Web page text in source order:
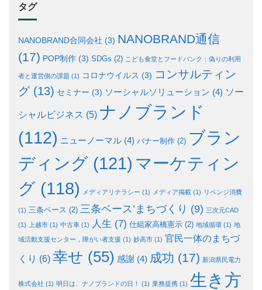
タグ
NANOBRAND合同会社 (3) NANOBRAND通信
(17) POP制作 (3) SDGs (2) こども食堂とフードバンク：偽りの利用
者と運営側の課題 (1) コロナウイルス (3) コンサルティン
グ(13) セミナー (3) ソーシャルソリューション (4) ソー
シャルビジネス (5) ナノブランド
(112) ニューノーマル (4) バナー制作 (2) ブラン
ディング (121) マーケティン
グ (118) メディアリテラシー (1) メディア掲載 (1) リベンジ消費
(1) 三条ベース (2) 三条ベース’まちづくり (9) 三次元CAD
(1) 上越市 (1) 中古車 (1) 人生 (7) 仕組家高橋憲示 (2) 地域循環 (1) 地
域活動支援センター，障がい者支援 (1) 妙高市 (1) 官民一体のまちづ
くり (6) 幸せ (55) 感謝 (4) 成功 (17) 新潟県民電力
株式会社 (1) 明日は、ナノブランドの日！ (1) 業務提携 (1) 生き方